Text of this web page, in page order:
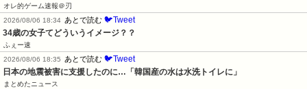
オレ的ゲーム速報＠刃
2026/08/06 18:34 あとで読む 🐦Tweet
34歳の女子てどういうイメージ？？
ふぇー速
2026/08/06 18:35
あとで読む 🐦Tweet
日本の地震被害に支援したのに…「韓国産の水は水洗トイレに」
まとめたニュース